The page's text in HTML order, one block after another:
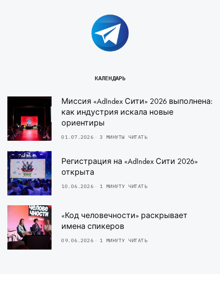
КАЛЕНДАРЬ
Миссия «AdIndex Сити» 2026 выполнена:
как индустрия искала новые
ориентиры
01.07.2026 3 МИНУТЫ ЧИТАТЬ
Регистрация на «AdIndex Сити 2026»
открыта
10.06.2026 1 МИНУТУ ЧИТАТЬ
«Код человечности» раскрывает
имена спикеров
09.06.2026 1 МИНУТУ ЧИТАТЬ